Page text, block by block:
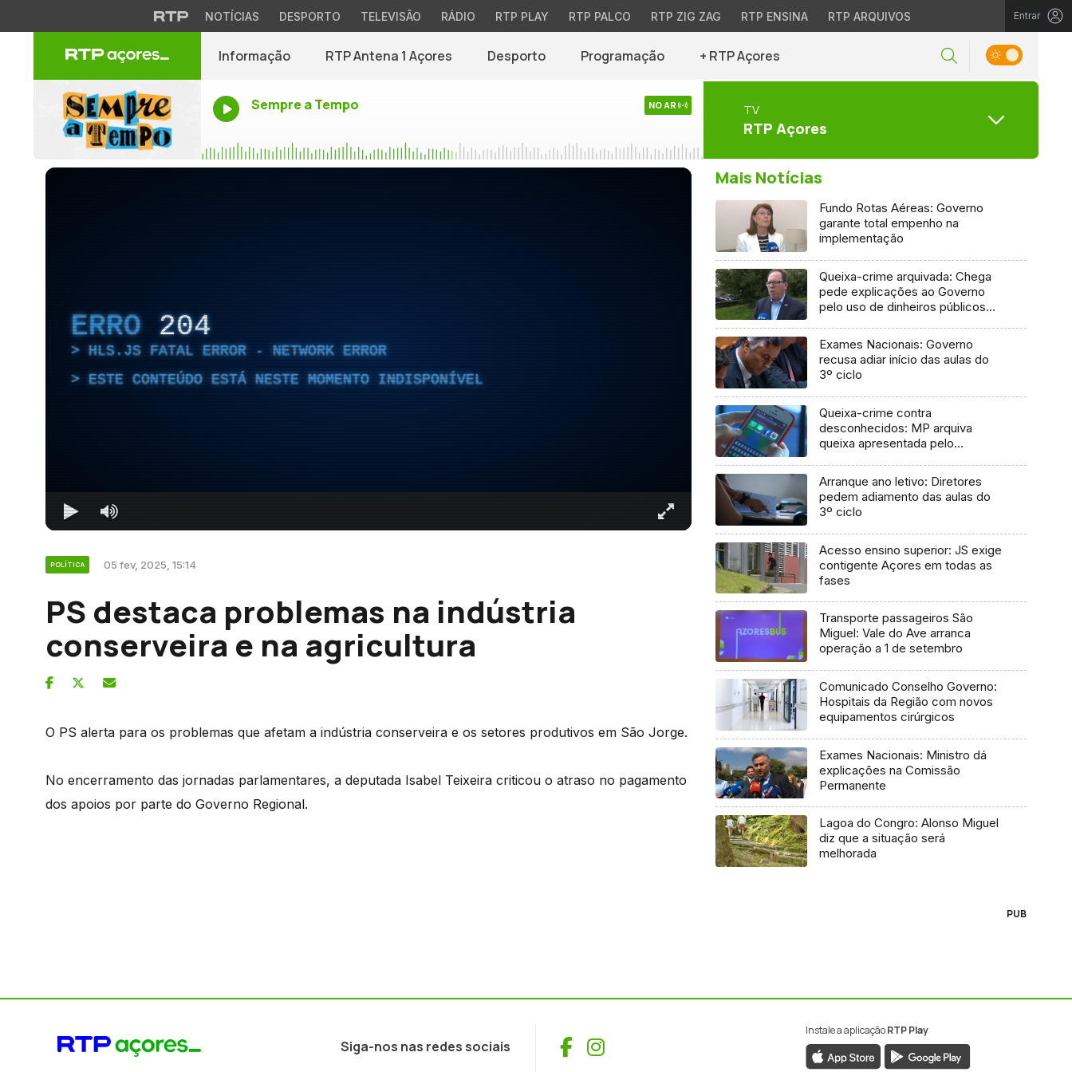
NOTÍCIAS DESPORTO TELEVISÃO RÁDIO RTP PLAY RTP PALCO RTP ZIG ZAG RTP ENSINA RTP ARQUIVOS Entrar
Informação RTP Antena 1 Açores Desporto Programação + RTP Açores
Sempre a Tempo NO AR TV
RTP Açores
ERRO 204
HLS.JS FATAL ERROR - NETWORK ERROR
ESTE CONTEÚDO ESTÁ NESTE MOMENTO INDISPONÍVEL
POLÍTICA 05 fev, 2025, 15:14
PS destaca problemas na indústria
conserveira e na agricultura
O PS alerta para os problemas que afetam a indústria conserveira e os setores produtivos em São Jorge.
No encerramento das jornadas parlamentares, a deputada Isabel Teixeira criticou o atraso no pagamento
dos apoios por parte do Governo Regional.
Mais Notícias
Fundo Rotas Aéreas: Governo
garante total empenho na
implementação
Queixa-crime arquivada: Chega
pede explicações ao Governo
pelo uso de dinheiros públicos
Exames Nacionais: Governo
recusa adiar início das aulas do
3º ciclo
Queixa-crime contra
desconhecidos: MP arquiva
queixa apresentada pelo
Arranque ano letivo: Diretores
pedem adiamento das aulas do
3º ciclo
Acesso ensino superior: JS exige
contigente Açores em todas as
fases
Transporte passageiros São
Miguel: Vale do Ave arranca
operação a 1 de setembro
Comunicado Conselho Governo:
Hospitais da Região com novos
equipamentos cirúrgicos
Exames Nacionais: Ministro dá
explicações na Comissão
Permanente
Lagoa do Congro: Alonso Miguel
diz que a situação será
melhorada
PUB
Siga-nos nas redes sociais Facebook
Instagram
Instale a aplicaçãoRTP Play